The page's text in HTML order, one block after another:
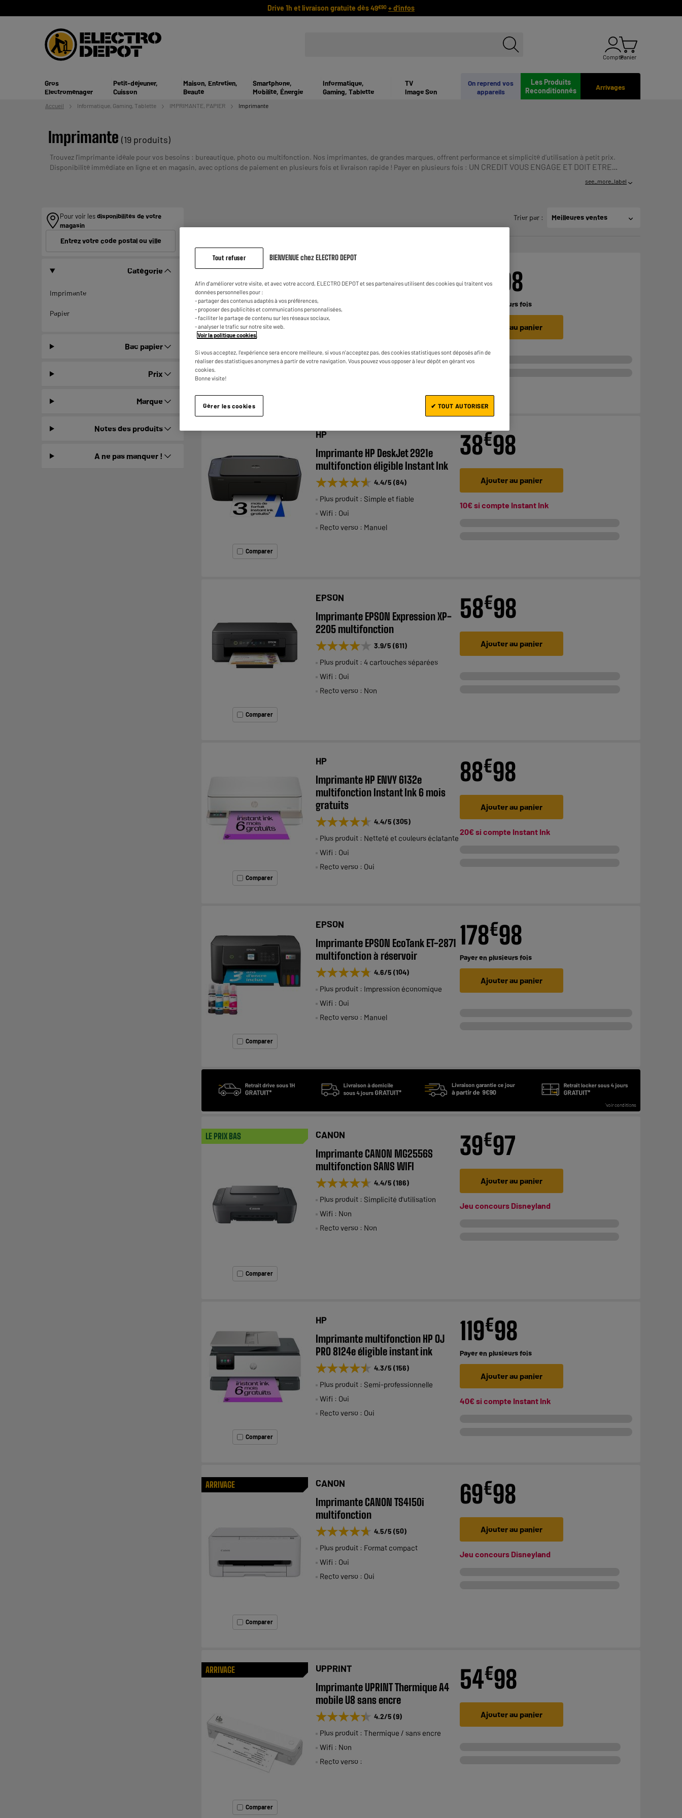
Drive 1h et livraison gratuite dès 49€90 + d'infos
ComptePanier
Arrivages
Les Produits
Reconditionnés
On reprend vos
appareils
Gros
Electroménager
Petit-déjeuner,
Cuisson
Maison, Entretien,
Beauté
Smartphone,
Mobilité, Énergie
Informatique,
Gaming, Tablette
TV
Image Son
Accueil Informatique, Gaming, Tablette IMPRIMANTE, PAPIER Imprimante
Imprimante (19 produits)
Trouvez l’imprimante idéale pour vos besoins : bureautique, photo ou multifonction. Nos imprimantes, de grandes marques, offrent performance et simplicité d’utilisation à petit prix.
Disponibilité immédiate en ligne et en magasin, avec options de paiement en plusieurs fois et livraison rapide ! Payer en plusieurs fois : UN CREDIT VOUS ENGAGE ET DOIT ETRE
see_more_label
Pour voir lesdisponibilités de votre
magasin
Entrez votre code postal ou ville
Catégorie
Imprimante
Papier
Bac papier
Prix
Marque
Notes des produits
A ne pas manquer !
Trier par : Meilleures ventes
Imprimante EPSON EcoTank ET-2861
multifonction à réservoir
★★★★★
★★★★★
Wifi : Oui
Recto verso : Non
148 98
plusieurs fois
Ajouter au panier
Comparer
HP
Imprimante HP DeskJet 2921e
multifonction éligible Instant Ink
★★★★★
★★★★★ 4.4/5 (84)
Plus produit : Simple et fiable
Wifi : Oui
Recto verso : Manuel
38€98
Ajouter au panier
10€ si compte Instant Ink
Comparer
EPSON
Imprimante EPSON Expression XP-
2205 multifonction
★★★★★
★★★★★ 3.9/5 (611)
Plus produit : 4 cartouches séparées
Wifi : Oui
Recto verso : Non
58€98
Ajouter au panier
Comparer
HP
Imprimante HP ENVY 6132e
multifonction Instant Ink 6 mois
gratuits
★★★★★
★★★★★ 4.4/5 (305)
Plus produit : Netteté et couleurs éclatante
Wifi : Oui
Recto verso : Oui
88€98
Ajouter au panier
20€ si compte Instant Ink
Comparer
EPSON
Imprimante EPSON EcoTank ET-2871
multifonction à réservoir
★★★★★
★★★★★ 4.6/5 (104)
Plus produit : Impression économique
Wifi : Oui
Recto verso : Manuel
178€98
Payer en plusieurs fois
Ajouter au panier
LE PRIX BAS
Comparer
CANON
Imprimante CANON MG2556S
multifonction SANS WIFI
★★★★★
★★★★★ 4.4/5 (186)
Plus produit : Simplicité d'utilisation
Wifi : Non
Recto verso : Non
39€97
Ajouter au panier
Jeu concours Disneyland
Comparer
HP
Imprimante multifonction HP OJ
PRO 8124e éligible instant ink
★★★★★
★★★★★ 4.3/5 (156)
Plus produit : Semi-professionnelle
Wifi : Oui
Recto verso : Oui
119€98
Payer en plusieurs fois
Ajouter au panier
40€ si compte Instant Ink
ARRIVAGE
Comparer
CANON
Imprimante CANON TS4150i
multifonction
★★★★★
★★★★★ 4.5/5 (50)
Plus produit : Format compact
Wifi : Oui
Recto verso : Oui
69€98
Ajouter au panier
Jeu concours Disneyland
ARRIVAGE
Comparer
UPPRINT
Imprimante UPRINT Thermique A4
mobile U8 sans encre
★★★★★
★★★★★ 4.2/5 (9)
Plus produit : Thermique / sans encre
Wifi : Non
Recto verso :
54€98
Ajouter au panier
Tout refuser BIENVENUE chez ELECTRO DEPOT
Afin d'améliorer votre visite, et avec votre accord, ELECTRO DEPOT et ses partenaires utilisent des cookies qui traitent vos
données personnelles pour :
- partager des contenus adaptés à vos préférences,
- proposer des publicités et communications personnalisées,
- faciliter le partage de contenu sur les réseaux sociaux,
- analyser le trafic sur notre site web.
Voir la politique cookies
Si vous acceptez, l'expérience sera encore meilleure, si vous n'acceptez pas, des cookies statistiques sont déposés afin de
réaliser des statistiques anonymes à partir de votre navigation. Vous pouvez vous opposer à leur dépôt en gérant vos
cookies.
Bonne visite!
Gérer les cookies ✔ TOUT AUTORISER